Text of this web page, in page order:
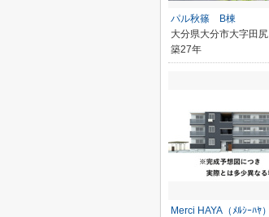
パル秋篠 B棟
大分県大分市大字田尻
築27年
Merci HAYA（ﾒﾙｼｰﾊﾔ）